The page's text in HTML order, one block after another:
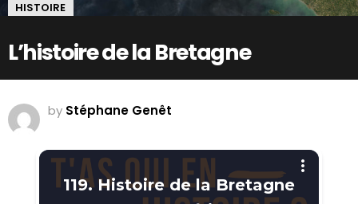
HISTOIRE
L’histoire de la Bretagne
by Stéphane Genêt